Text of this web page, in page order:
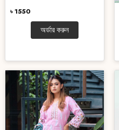
৳ 1550
অর্ডার করুন